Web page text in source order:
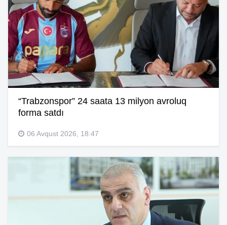
“Trabzonspor” 24 saata 13 milyon avroluq
forma satdı
06 Avqust 2026, 18:47